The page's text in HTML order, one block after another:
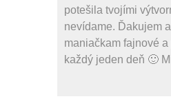
potešila tvojími
nevídame. Ďakujem
maniačkam fajnové
každý jeden deň 🙂